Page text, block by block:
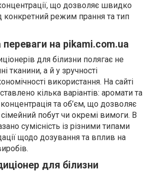
що дозволяє швидко
конкретний режим прання та тип
на pikami.com.ua
для білизни полягає не
тканини, а й у зручності
використання. На сайті
кілька варіантів: аромати та
та об’єм, що дозволяє
сімейний побут чи окремі вимоги. В
сумісність із різними типами
щодо дозування та вплив на
для білизни